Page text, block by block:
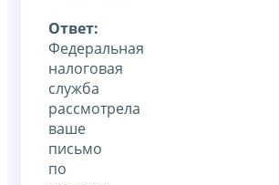
Ответ:
Федеральная
налоговая
служба
рассмотрела
ваше
письмо
по